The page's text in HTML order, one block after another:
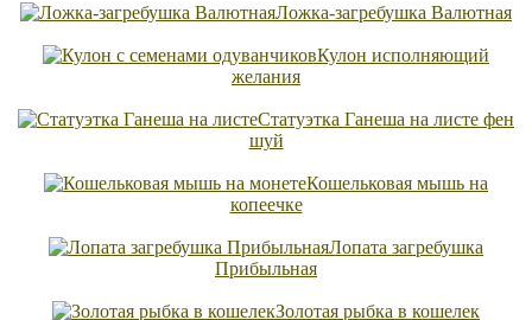
Ложка-загребушка Валютная
Кулон исполняющий
желания
Статуэтка Ганеша на листе фен
шуй
Кошельковая мышь на
копеечке
Лопата загребушка
Прибыльная
Золотая рыбка в кошелек